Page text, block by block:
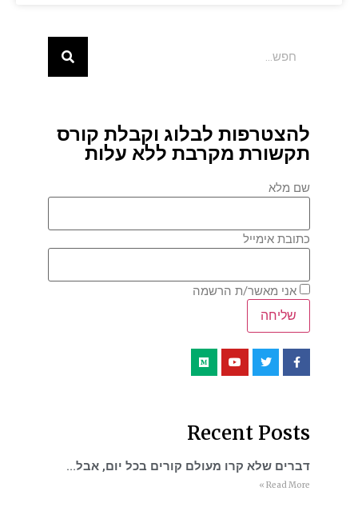
להצטרפות לבלוג וקבלת קורס
תקשורת מקרבת ללא עלות
שם מלא
כתובת אימייל
אני מאשר/ת הרשמה
Recent Posts
דברים שלא קרו מעולם קורים בכל יום, אבל…
Read More »